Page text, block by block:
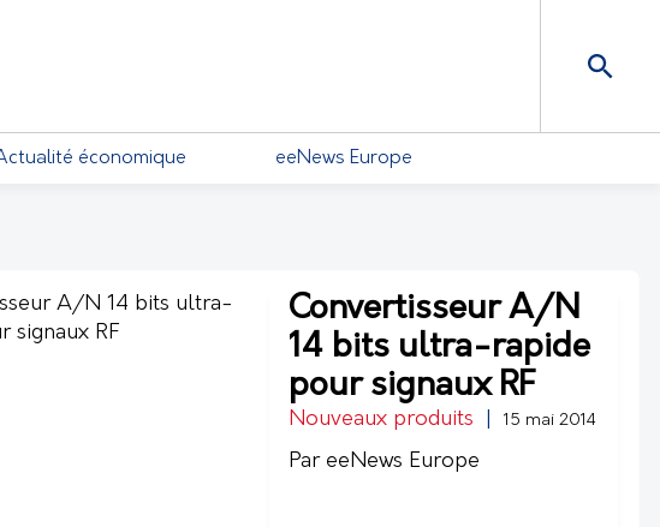
économique eeNews Europe
Convertisseur A/N
14 bits ultra-rapide
pour signaux RF
Nouveaux produits 15 mai 2014
Par eeNews Europe